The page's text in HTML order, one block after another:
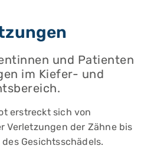
und Patienten
im Kiefer- und
erstreckt sich von
Verletzungen der Zähne bis
Gesichtsschädels.